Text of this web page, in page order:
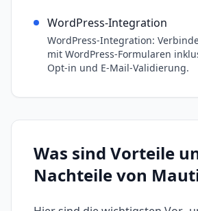
WordPress-Integration
WordPress-Integration:
mit WordPress-Formularen
Opt-in und E-Mail-Validierung.
Was sind Vorteile
Nachteile von